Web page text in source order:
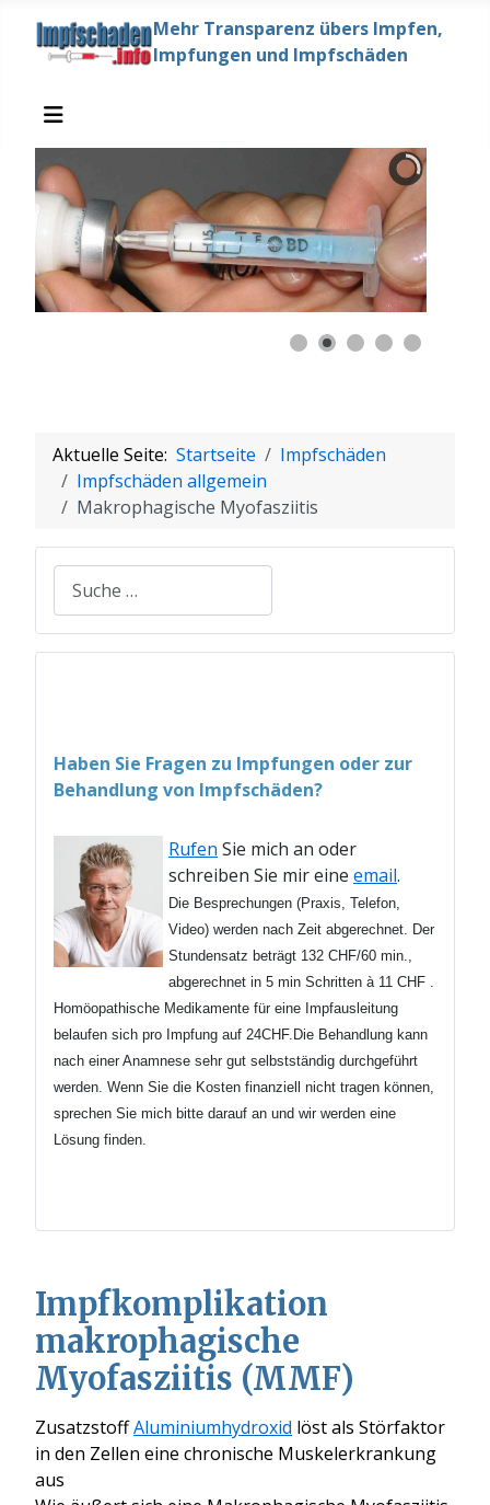
Mehr Transparenz übers Impfen,
Impfungen und Impfschäden
Aktuelle Seite: Startseite
Impfschäden
Impfschäden allgemein
Makrophagische Myofasziitis
Suchen
Haben Sie Fragen zu Impfungen oder zur
Behandlung von Impfschäden?
Rufen Sie mich an oder
schreiben Sie mir eine email.
Die Besprechungen (Praxis, Telefon,
Video) werden nach Zeit abgerechnet. Der
Stundensatz beträgt 132 CHF/60 min.,
abgerechnet in 5 min Schritten à 11 CHF .
Homöopathische Medikamente für eine Impfausleitung
belaufen sich pro Impfung auf 24CHF.Die Behandlung kann
nach einer Anamnese sehr gut selbstständig durchgeführt
werden. Wenn Sie die Kosten finanziell nicht tragen können,
sprechen Sie mich bitte darauf an und wir werden eine
Lösung finden.
Impfkomplikation
makrophagische
Myofasziitis (MMF)
ZusatzstoffAluminiumhydroxid löst als Störfaktor
in den Zellen eine chronische Muskelerkrankung
aus